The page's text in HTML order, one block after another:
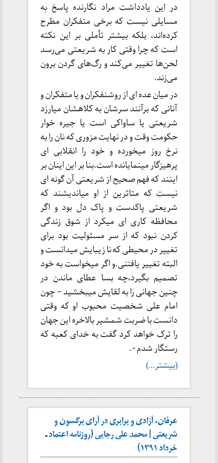
در این یادداشت مراد نگارنده پاسخ به
مسایلی نیست که برخی متفکران مطرح
کرده‌اند، بلکه بیشتر تأملی بر این نکته
است که چرا وقتی کار به شریعتی می‌رسد
لحن‌ها تغییر می‌کند و رگ‌های گردن برون
می‌زند.
در میان عده ای از روشنفکران و یا متفکران و
آنانی که برآنند سرشان به کلاهشان میارزد
شریعتی یا ساواکی است یا جیره خوار
حکومت وقت و در نهایت مزوری که نان را به
نرخ روز میخورده و خود را انقلابی ای
پرهیزگار مینمایانده است.بنا بر این اینان بر
اینند که فهم صحیح از شریعتی آن گونه ای
نیست که متاثرین از او میاندیشند که
شریعتی پاکدست و پاک دل بود و اگر
محافظه کاری ای میکرد از شوق زندگی
کردن نبود که از سر مسئولیت بود برای
تغییر در محیطی که نا زیبایش میدانست و
البته تغییر یافتنی.و اگر میخواست به خود
تصمیم بگیرد،چه بسا عطای ماندن در
چنین جهانی را به لقایش میبخشید – چون
امام علی شخصیت محبوب او که وقتی
دانست با ضربت شمشیر بالاخره این جهان
را ترک خواهد کرد گفت به خدای کعبه که
رستگار شدم -.
(بیشتر…)
عرفان، آزادی و برابری در آرای برگسون و
شریعتی | محمد علی رجایی (روزنامه اعتماد ـ
خرداد ۱۳۹۱)